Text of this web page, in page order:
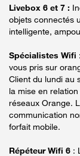
Livebox 6 et 7 :
objets connectés
intelligente,
Spécialistes Wifi
vous pris sur
Client du lundi au
la mise en
réseaux Orange.
communication
forfait mobile.
Répéteur Wifi 6 :